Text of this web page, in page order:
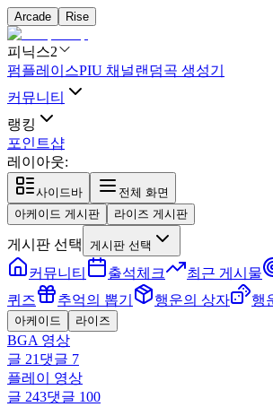
Arcade Rise
피닉스2
펌플레이스PIU 채널랜덤곡 생성기
커뮤니티
랭킹
포인트샵
레이아웃:
사이드바
전체 화면
아케이드 게시판
라이즈 게시판
게시판 선택 게시판 선택
커뮤니티 출석체크 최근 게시물
퀴즈
추억의 뽑기 행운의 상자 행
아케이드 라이즈
BGA 영상
글 21 댓글 7
플레이 영상
글 243댓글 100